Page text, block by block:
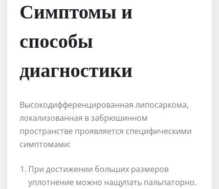
Симптомы и
способы
диагностики
Высокодифференцированная липосаркома,
локализованная в забрюшинном
пространстве проявляется специфическими
симптомами:
При достижении больших размеров
уплотнение можно нащупать пальпаторно.